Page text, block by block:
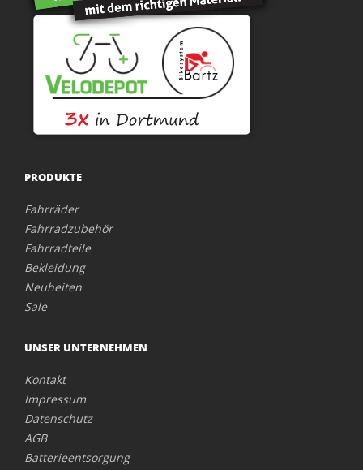
PRODUKTE
Fahrräder
Fahrradzubehör
Fahrradteile
Bekleidung
Neuheiten
Sale
UNSER UNTERNEHMEN
Kontakt
Impressum
Datenschutz
AGB
Batterieentsorgung